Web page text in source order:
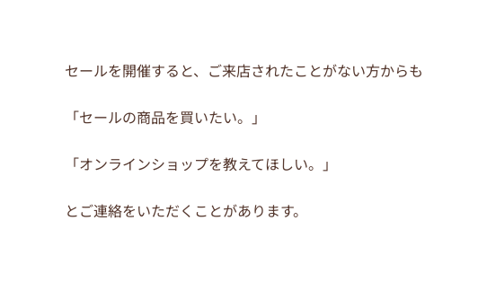
セールを開催すると、ご来店されたことがない方からも
「セールの商品を買いたい。」
「オンラインショップを教えてほしい。」
とご連絡をいただくことがあります。